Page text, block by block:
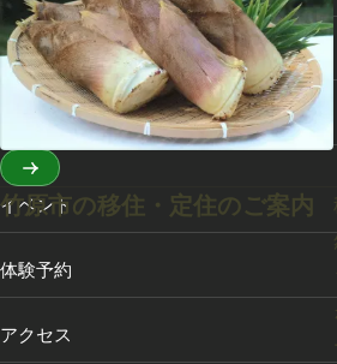
竹原市の移住・定住のご案内
特集
スポット・体験
イベント
体験予約
アクセス